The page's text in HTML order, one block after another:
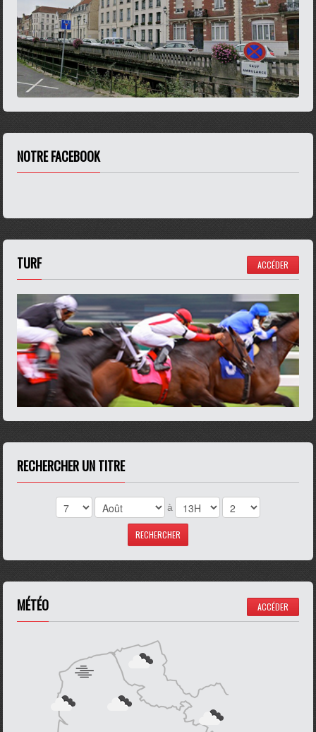
NOTRE FACEBOOK
TURF ACCÉDER
RECHERCHER UN TITRE
à
MÉTÉO ACCÉDER